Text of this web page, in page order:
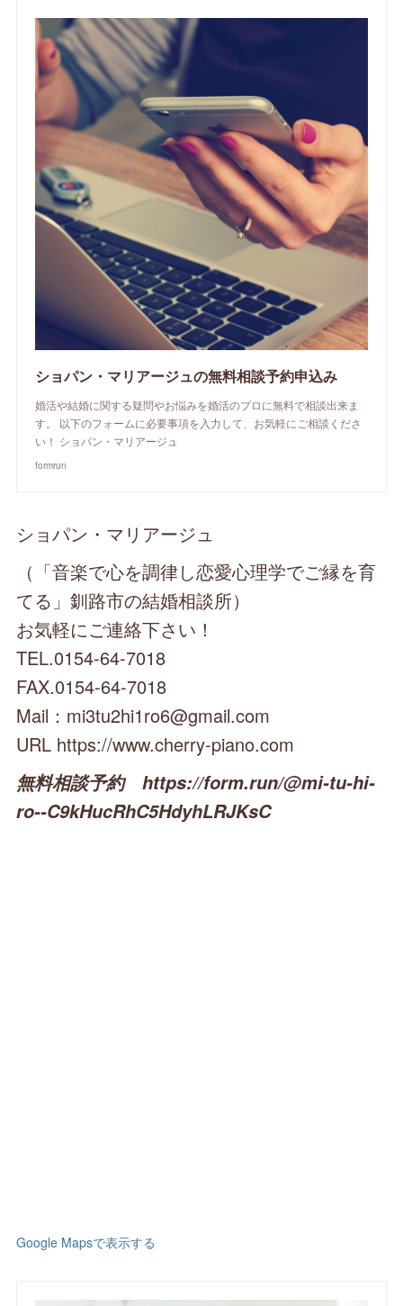
ショパン・マリアージュの無料相談予約申込み
婚活や結婚に関する疑問やお悩みを婚活のプロに無料で相談出来ま
す。 以下のフォームに必要事項を入力して、お気軽にご相談くださ
い！ ショパン・マリアージュ
formrun
ショパン・マリアージュ
（「音楽で心を調律し恋愛心理学でご縁を育
てる」釧路市の結婚相談所）
お気軽にご連絡下さい！
TEL.0154-64-7018
FAX.0154-64-7018
Mail：mi3tu2hi1ro6@gmail.com
URL https://www.cherry-piano.com
無料相談予約 https://form.run/@mi-tu-hi-
ro--C9kHucRhC5HdyhLRJKsC
Google Mapsで表示する